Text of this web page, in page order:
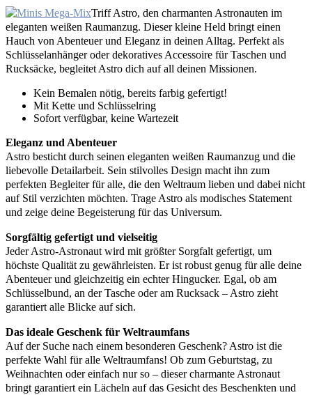
Triff Astro, den charmanten Astronauten im
eleganten weißen Raumanzug. Dieser kleine Held bringt einen
Hauch von Abenteuer und Eleganz in deinen Alltag. Perfekt als
Schlüsselanhänger oder dekoratives Accessoire für Taschen und
Rucksäcke, begleitet Astro dich auf all deinen Missionen.
Kein Bemalen nötig, bereits farbig gefertigt!
Mit Kette und Schlüsselring
Sofort verfügbar, keine Wartezeit
Eleganz und Abenteuer
Astro besticht durch seinen eleganten weißen Raumanzug und die
liebevolle Detailarbeit. Sein stilvolles Design macht ihn zum
perfekten Begleiter für alle, die den Weltraum lieben und dabei nicht
auf Stil verzichten möchten. Trage Astro als modisches Statement
und zeige deine Begeisterung für das Universum.
Sorgfältig gefertigt und vielseitig
Jeder Astro-Astronaut wird mit größter Sorgfalt gefertigt, um
höchste Qualität zu gewährleisten. Er ist robust genug für alle deine
Abenteuer und gleichzeitig ein echter Hingucker. Egal, ob am
Schlüsselbund, an der Tasche oder am Rucksack – Astro zieht
garantiert alle Blicke auf sich.
Das ideale Geschenk für Weltraumfans
Auf der Suche nach einem besonderen Geschenk? Astro ist die
perfekte Wahl für alle Weltraumfans! Ob zum Geburtstag, zu
Weihnachten oder einfach nur so – dieser charmante Astronaut
bringt garantiert ein Lächeln auf das Gesicht des Beschenkten und